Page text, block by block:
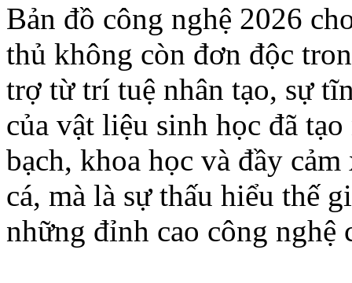
Bản đồ công nghệ 2026
thủ không còn đơn độc
trợ từ trí tuệ nhân tạo, sự
của vật liệu sinh học đã
bạch, khoa học và đầy
cá, mà là sự thấu hiểu thế
những đỉnh cao công nghệ